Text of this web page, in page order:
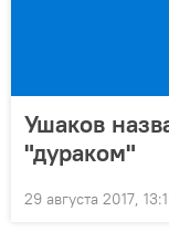
Ушаков
"дураком"
29 августа 2017,